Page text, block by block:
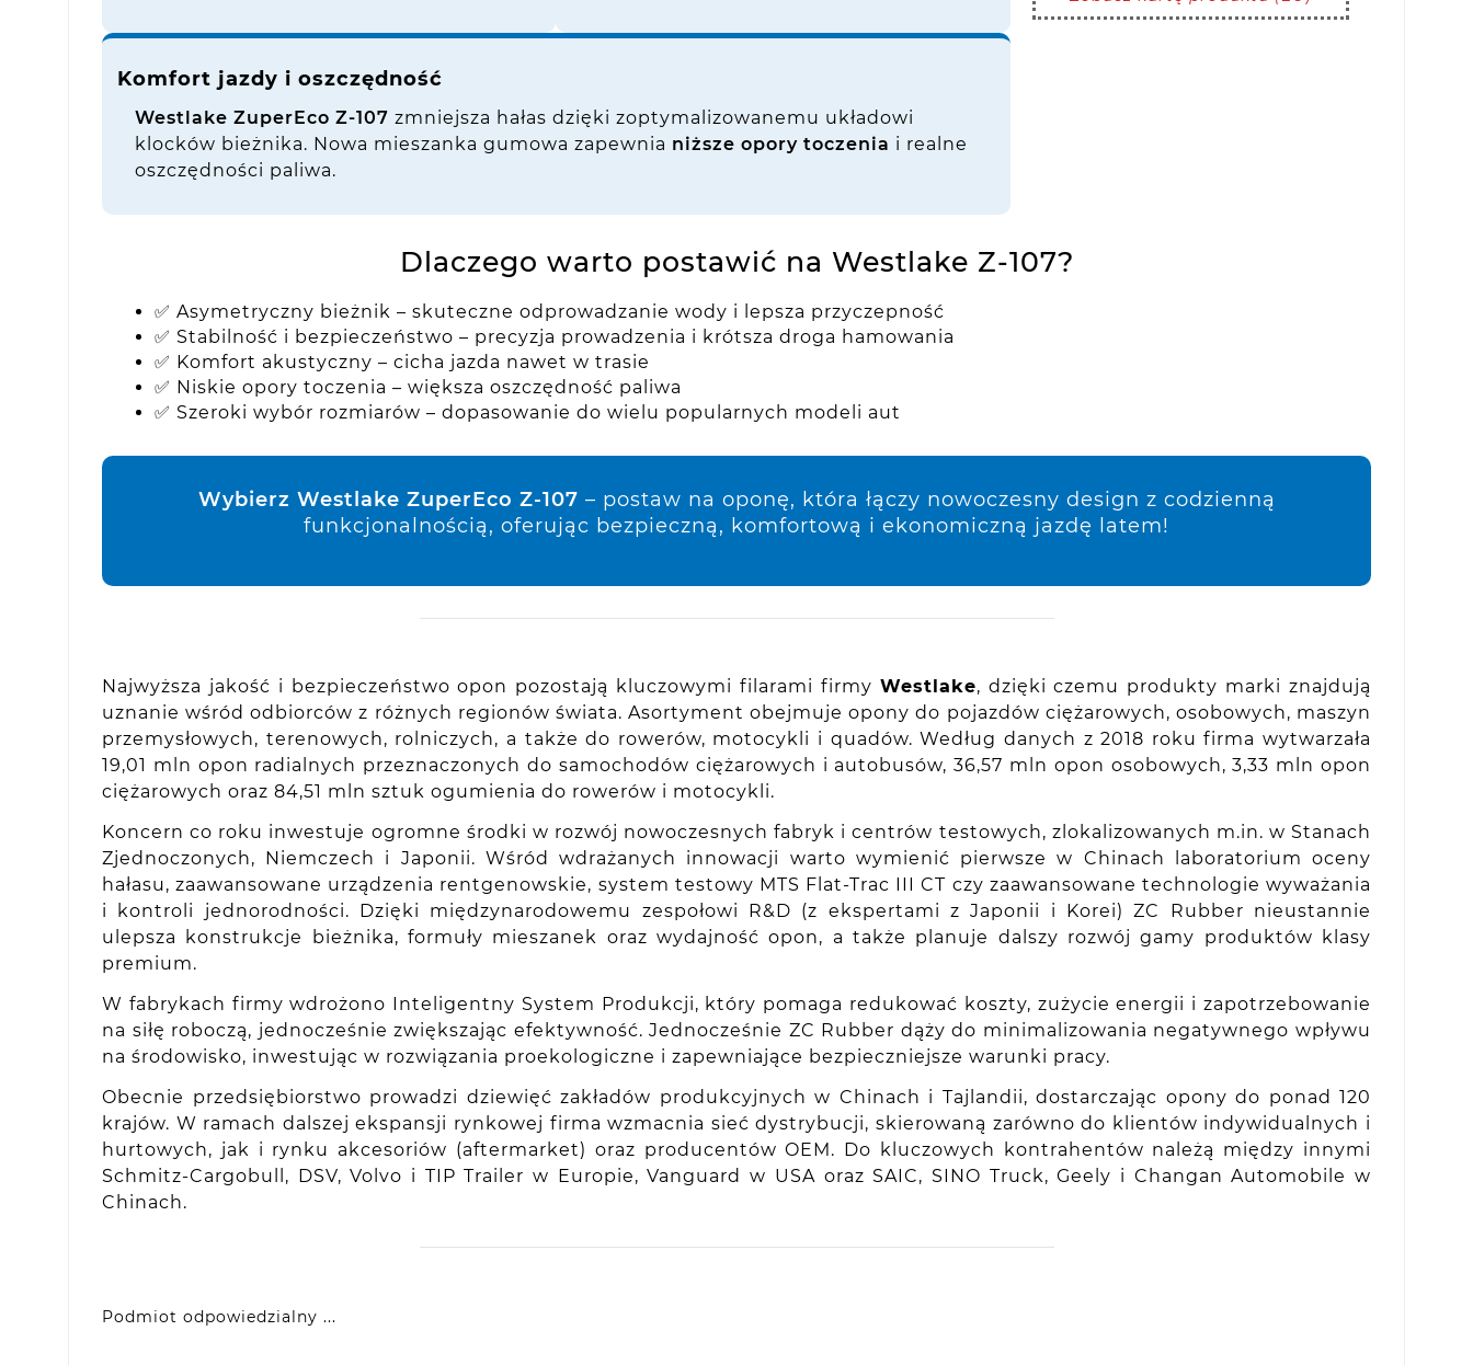
Komfort jazdy i oszczędność
Westlake ZuperEco Z-107 zmniejsza hałas dzięki zoptymalizowanemu układowi
klocków bieżnika. Nowa mieszanka gumowa zapewnia niższe opory toczenia i realne
oszczędności paliwa.
Dlaczego warto postawić na Westlake Z-107?
✅ Asymetryczny bieżnik – skuteczne odprowadzanie wody i lepsza przyczepność
✅ Stabilność i bezpieczeństwo – precyzja prowadzenia i krótsza droga hamowania
✅ Komfort akustyczny – cicha jazda nawet w trasie
✅ Niskie opory toczenia – większa oszczędność paliwa
✅ Szeroki wybór rozmiarów – dopasowanie do wielu popularnych modeli aut
Wybierz Westlake ZuperEco Z-107 – postaw na oponę, która łączy nowoczesny design z codzienną
funkcjonalnością, oferując bezpieczną, komfortową i ekonomiczną jazdę latem!
Najwyższa jakość i bezpieczeństwo opon pozostają kluczowymi filarami firmy Westlake, dzięki czemu produkty marki znajdują
uznanie wśród odbiorców z różnych regionów świata. Asortyment obejmuje opony do pojazdów ciężarowych, osobowych, maszyn
przemysłowych, terenowych, rolniczych, a także do rowerów, motocykli i quadów. Według danych z 2018 roku firma wytwarzała
19,01 mln opon radialnych przeznaczonych do samochodów ciężarowych i autobusów, 36,57 mln opon osobowych, 3,33 mln opon
ciężarowych oraz 84,51 mln sztuk ogumienia do rowerów i motocykli.
Koncern co roku inwestuje ogromne środki w rozwój nowoczesnych fabryk i centrów testowych, zlokalizowanych m.in. w Stanach
Zjednoczonych, Niemczech i Japonii. Wśród wdrażanych innowacji warto wymienić pierwsze w Chinach laboratorium oceny
hałasu, zaawansowane urządzenia rentgenowskie, system testowy MTS Flat-Trac III CT czy zaawansowane technologie wyważania
i kontroli jednorodności. Dzięki międzynarodowemu zespołowi R&D (z ekspertami z Japonii i Korei) ZC Rubber nieustannie
ulepsza konstrukcje bieżnika, formuły mieszanek oraz wydajność opon, a także planuje dalszy rozwój gamy produktów klasy
premium.
W fabrykach firmy wdrożono Inteligentny System Produkcji, który pomaga redukować koszty, zużycie energii i zapotrzebowanie
na siłę roboczą, jednocześnie zwiększając efektywność. Jednocześnie ZC Rubber dąży do minimalizowania negatywnego wpływu
na środowisko, inwestując w rozwiązania proekologiczne i zapewniające bezpieczniejsze warunki pracy.
Obecnie przedsiębiorstwo prowadzi dziewięć zakładów produkcyjnych w Chinach i Tajlandii, dostarczając opony do ponad 120
krajów. W ramach dalszej ekspansji rynkowej firma wzmacnia sieć dystrybucji, skierowaną zarówno do klientów indywidualnych i
hurtowych, jak i rynku akcesoriów (aftermarket) oraz producentów OEM. Do kluczowych kontrahentów należą między innymi
Schmitz-Cargobull, DSV, Volvo i TIP Trailer w Europie, Vanguard w USA oraz SAIC, SINO Truck, Geely i Changan Automobile w
Chinach.
Podmiot odpowiedzialny ...